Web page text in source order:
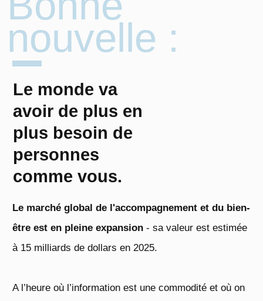
nouvelle :
Le monde va
avoir de plus en
plus besoin de
personnes
comme vous.
Le marché global de l'accompagnement et du bien-
être est en pleine expansion - sa valeur est estimée
à 15 milliards de dollars en 2025.
A l’heure où l’information est une commodité et où on